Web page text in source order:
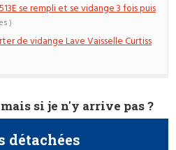
se rempli et se vidange 3 fois puis
)
de vidange Lave Vaisselle Curtiss
si je n'y arrive pas ?
détachées